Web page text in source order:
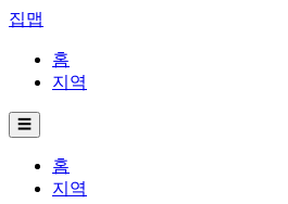
집맵
홈
지역
☰
홈
지역